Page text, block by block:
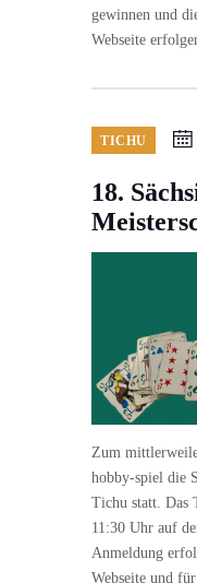
gewinnen und
Webseite
TICHU
18.
Zum
hobby-spiel die
Tichu statt. Das
11:30 Uhr auf
Anmeldung
Webseite und